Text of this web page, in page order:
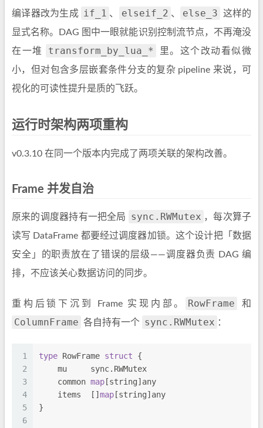
编译器改为生成 if_1 、 elseif_2 、 else_3
这样的
显式名称。DAG 图中一眼就能识别控制流节点，不再淹没
在一堆
transform_by_lua_*
里。这个改动看似微
小，但对包含多层嵌套条件分支的复杂 pipeline 来说，可
视化的可读性提升是质的飞跃。
运行时架构两项重构
v0.3.10 在同一个版本内完成了两项关联的架构改善。
Frame 并发自治
原来的调度器持有一把全局 sync.RWMutex ，每次算子
读写 DataFrame 都要经过调度器加锁。这个设计把「数据
安全」的职责放在了错误的层级——调度器负责 DAG 编
排，不应该关心数据访问的同步。
重构后锁下沉到 Frame 实现内部。 RowFrame 和
ColumnFrame 各自持有一个 sync.RWMutex ：
1
2
3
4
5
6
type RowFrame struct {
    mu     sync.RWMutex
    common
map [string]any
    items  []
map [string]any
}